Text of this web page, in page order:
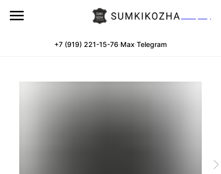
+7 (919) 221-15-76·Max·Telegram